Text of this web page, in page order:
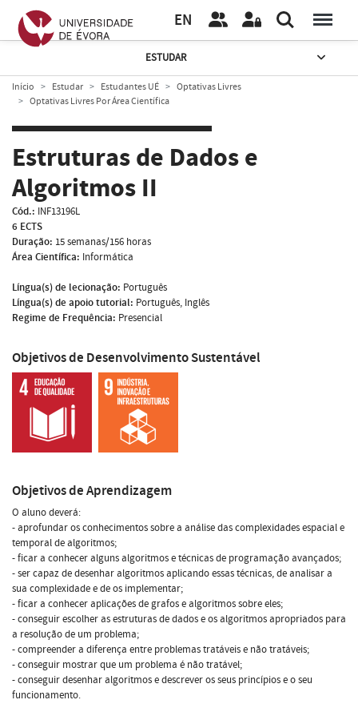
EN
ESTUDAR
Início Estudar Estudantes UÉ
Optativas Livres
Optativas Livres Por Área Científica
Estruturas de Dados e
Algoritmos II
Cód.: INF13196L
6 ECTS
Duração: 15 semanas/156 horas
Área Científica: Informática
Língua(s) de lecionação: Português
Língua(s) de apoio tutorial: Português, Inglês
Regime de Frequência: Presencial
Objetivos de Desenvolvimento Sustentável
Objetivos de Aprendizagem
O aluno deverá:
- aprofundar os conhecimentos sobre a análise das complexidades espacial e
temporal de algoritmos;
- ficar a conhecer alguns algoritmos e técnicas de programação avançados;
- ser capaz de desenhar algoritmos aplicando essas técnicas, de analisar a
sua complexidade e de os implementar;
- ficar a conhecer aplicações de grafos e algoritmos sobre eles;
- conseguir escolher as estruturas de dados e os algoritmos apropriados para
a resolução de um problema;
- compreender a diferença entre problemas tratáveis e não tratáveis;
- conseguir mostrar que um problema é não tratável;
- conseguir desenhar algoritmos e descrever os seus princípios e o seu
funcionamento.